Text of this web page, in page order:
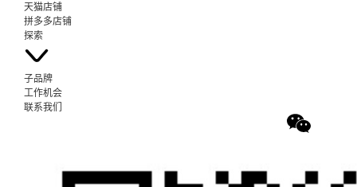
天猫店铺
拼多多店铺
探索
子品牌
工作机会
联系我们